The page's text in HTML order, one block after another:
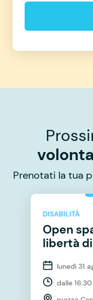
Prenotati la tua
DISABILITÀ
Open
libertà
lunedì 31
dalle